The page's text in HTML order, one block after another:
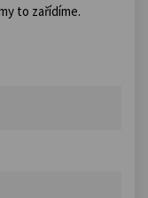
to zařídíme.